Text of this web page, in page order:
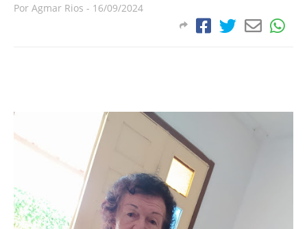
Por Agmar Rios - 16/09/2024